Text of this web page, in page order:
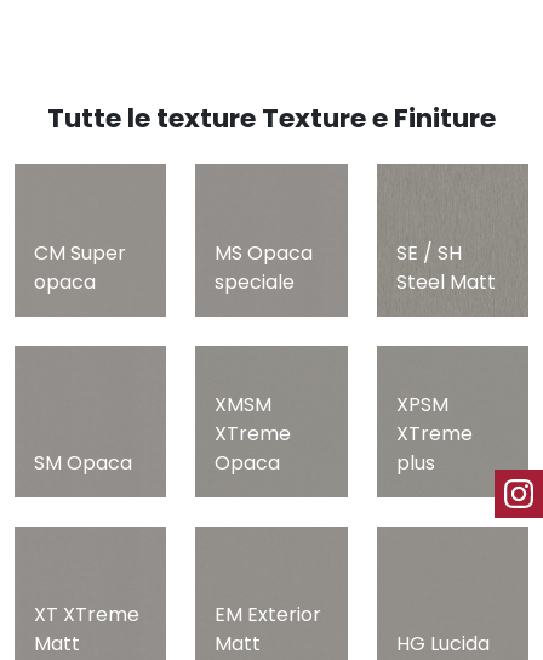
Tutte le texture Texture e Finiture
CM Super
opaca
MS Opaca
speciale
SE / SH
Steel Matt
SM Opaca
XMSM
XTreme
Opaca
XPSM
XTreme
plus
XT XTreme
Matt
EM Exterior
Matt
HG Lucida